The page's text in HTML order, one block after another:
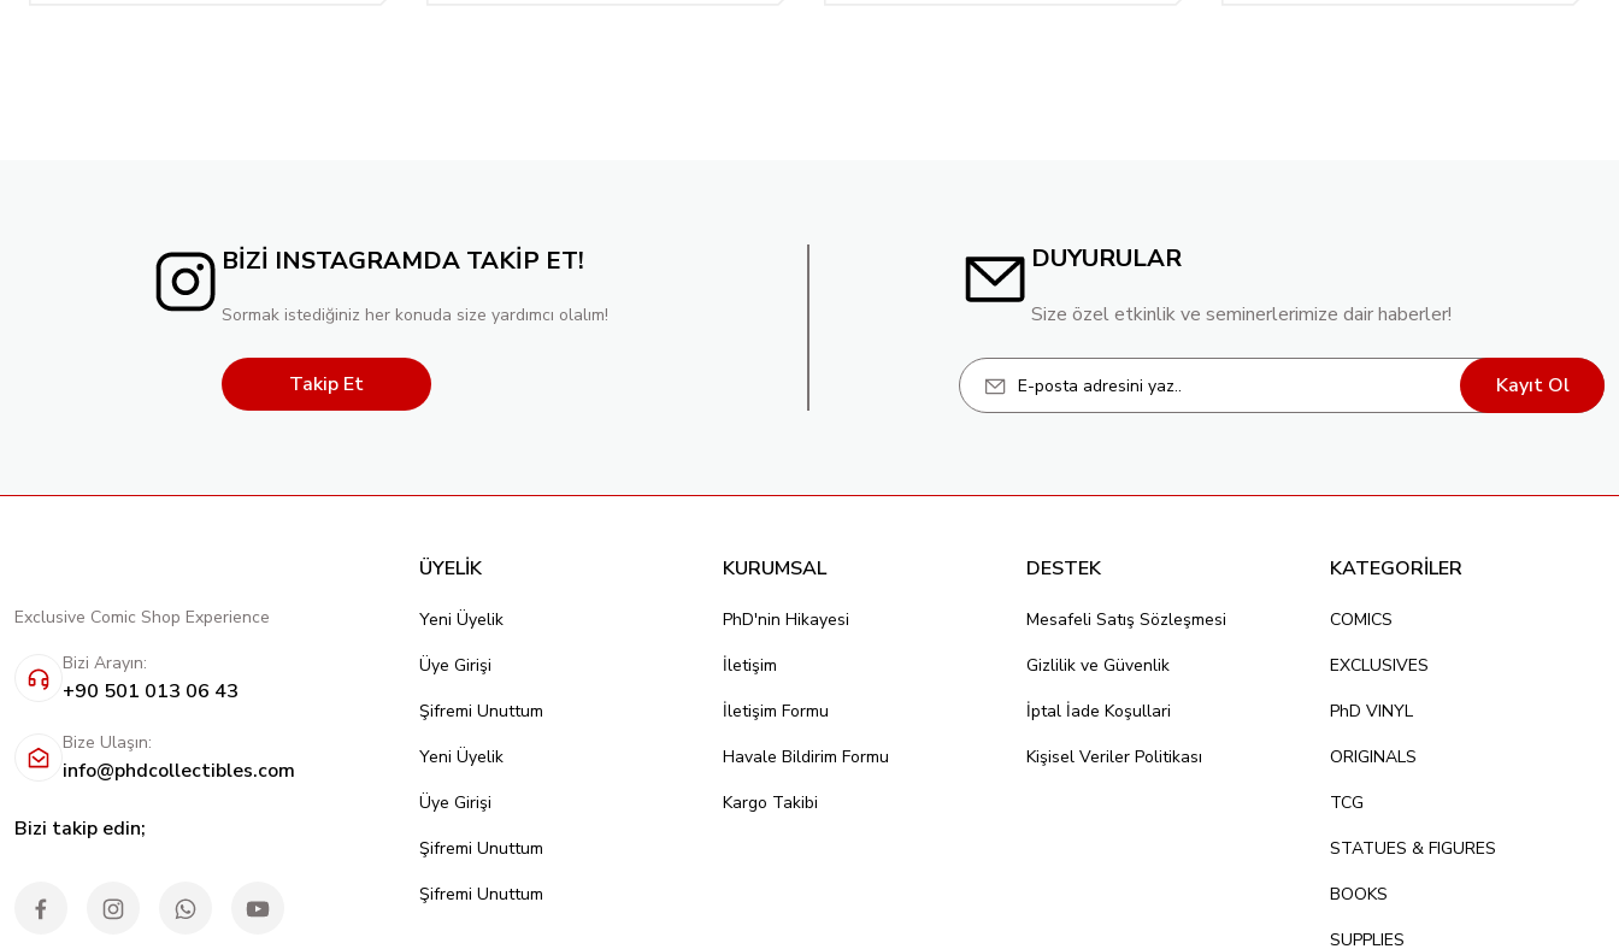
BİZİ INSTAGRAMDA TAKİP ET!
Sormak istediğiniz her konuda size yardımcı olalım!
Takip Et
DUYURULAR
Size özel etkinlik ve seminerlerimize dair haberler!
Kayıt Ol
Exclusive Comic Shop Experience
Bizi Arayın:
+90 501 013 06 43
Bize Ulaşın:
info@phdcollectibles.com
Bizi takip edin;
ÜYELİK
Yeni Üyelik
Üye Girişi
Şifremi Unuttum
Yeni Üyelik
Üye Girişi
Şifremi Unuttum
Şifremi Unuttum
KURUMSAL
PhD'nin Hikayesi
İletişim
İletişim Formu
Havale Bildirim Formu
Kargo Takibi
DESTEK
Mesafeli Satış Sözleşmesi
Gizlilik ve Güvenlik
İptal İade Koşullari
Kişisel Veriler Politikası
KATEGORİLER
COMICS
EXCLUSIVES
PhD VINYL
ORIGINALS
TCG
STATUES & FIGURES
BOOKS
SUPPLIES